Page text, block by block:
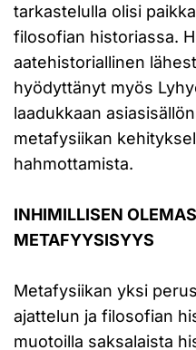
tarkastelulla olisi
filosofian historiassa.
aatehistoriallinen
hyödyttänyt myös
laadukkaan
metafysiikan
hahmottamista.
INHIMILLISEN
METAFYYSISYYS
Metafysiikan yksi
ajattelun ja filosofian
muotoilla saksalaista